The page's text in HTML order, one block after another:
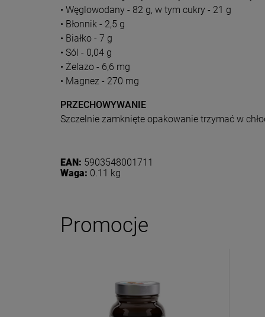
• Węglowodany - 82 g, w tym cukry - 21 g
• Błonnik - 2,5 g
• Białko - 7 g
• Sól - 0,04 g
• Żelazo - 6,6 mg
• Magnez - 270 mg
PRZECHOWYWANIE
Szczelnie zamknięte opakowanie trzymać w
EAN: 5903548001711
Waga: 0.11 kg
Promocje